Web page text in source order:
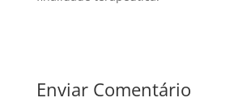
Enviar Comentário